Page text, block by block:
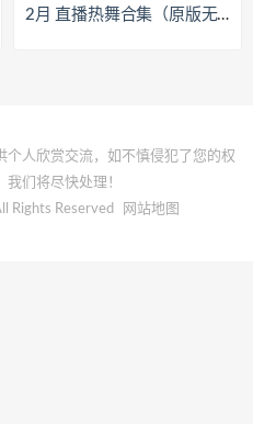
2月 直播热舞合集（原版无
个人欣赏交流，如不慎侵犯了您的权
我们将尽快处理！
Rights Reserved 网站地图